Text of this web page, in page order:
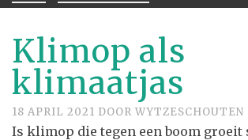
Klimop als
klimaatjas
18 APRIL 2021 DOOR WYTZESCHOUTEN
Is klimop die tegen een boom